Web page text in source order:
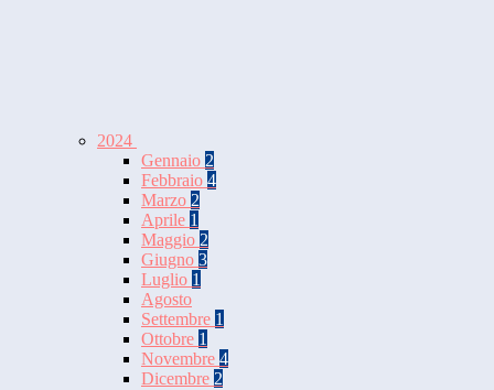
2024
Gennaio 2
Febbraio 4
Marzo 2
Aprile 1
Maggio 2
Giugno 3
Luglio 1
Agosto
Settembre 1
Ottobre 1
Novembre 4
Dicembre 2